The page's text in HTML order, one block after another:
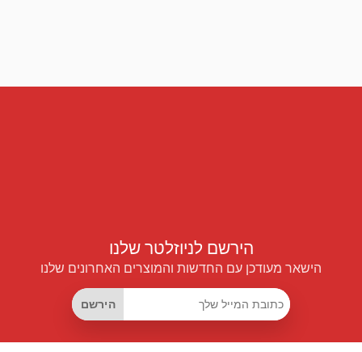
הירשם לניוזלטר שלנו
הישאר מעודכן עם החדשות והמוצרים האחרונים שלנו
הירשם